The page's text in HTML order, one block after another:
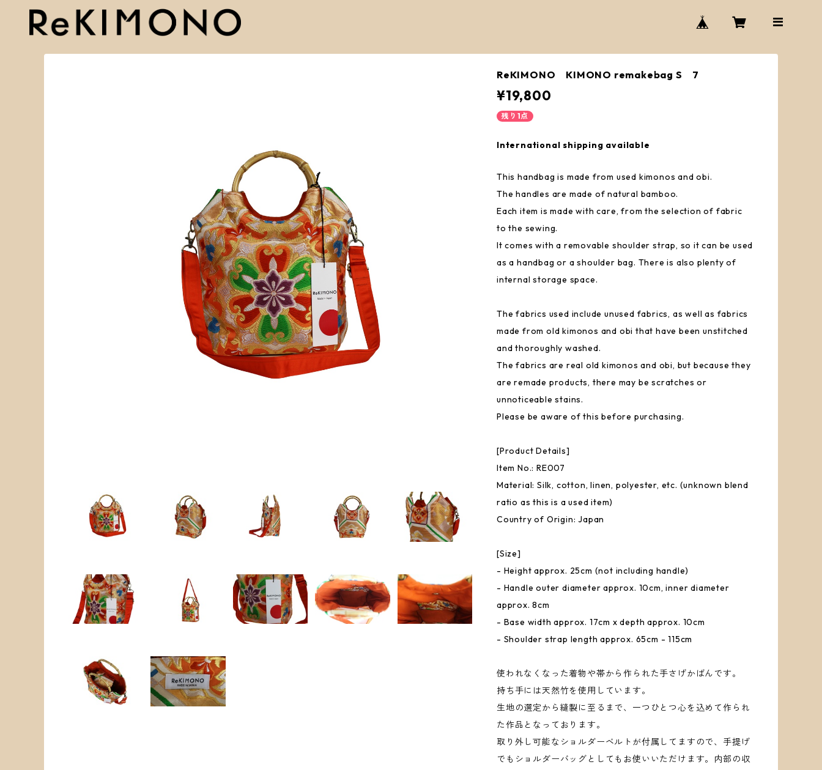
ReKIMONO KIMONO remakebag S 7
¥19,800
残り1点
International shipping available
This handbag is made from used kimonos and obi.
The handles are made of natural bamboo.
Each item is made with care, from the selection of fabric
to the sewing.
It comes with a removable shoulder strap, so it can be used
as a handbag or a shoulder bag. There is also plenty of
internal storage space.
The fabrics used include unused fabrics, as well as fabrics
made from old kimonos and obi that have been unstitched
and thoroughly washed.
The fabrics are real old kimonos and obi, but because they
are remade products, there may be scratches or
unnoticeable stains.
Please be aware of this before purchasing.
[Product Details]
Item No.: RE007
Material: Silk, cotton, linen, polyester, etc. (unknown blend
ratio as this is a used item)
Country of Origin: Japan
[Size]
- Height approx. 25cm (not including handle)
- Handle outer diameter approx. 10cm, inner diameter
approx. 8cm
- Base width approx. 17cm x depth approx. 10cm
- Shoulder strap length approx. 65cm - 115cm
使われなくなった着物や帯から作られた手さげかばんです。
持ち手には天然竹を使用しています。
生地の選定から縫製に至るまで、一つひとつ心を込めて作られ
た作品となっております。
取り外し可能なショルダーベルトが付属してますので、手提げ
でもショルダーバッグとしてもお使いいただけます。内部の収